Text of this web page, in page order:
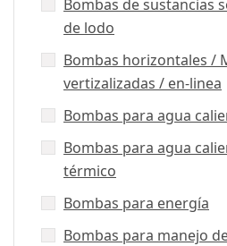
Bombas de sustancias
de lodo
Bombas horizontales /
vertizalizadas / en-linea
Bombas para agua
Bombas para agua
térmico
Bombas para energía
Bombas para manejo